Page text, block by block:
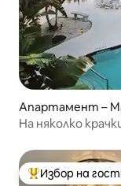
Апартамент –
На няколко
Най-популярен
Избор на